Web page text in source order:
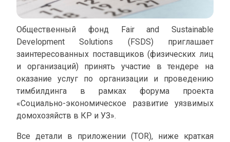
Общественный фонд Fair and Sustainable
Development Solutions (FSDS) приглашает
заинтересованных поставщиков (физических лиц
и организаций) принять участие в тендере на
оказание услуг по организации и проведению
тимбилдинга в рамках форума проекта
«Социально-экономическое развитие уязвимых
домохозяйств в КР и УЗ».
Все детали в приложении (TOR), ниже краткая